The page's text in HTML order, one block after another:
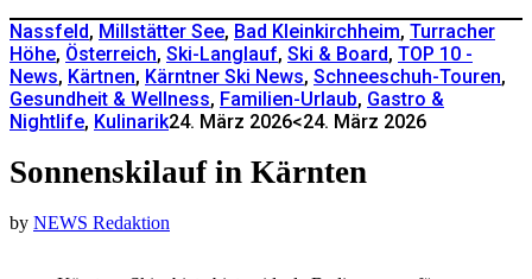
Nassfeld, Millstätter See, Bad Kleinkirchheim, Turracher
Höhe, Österreich, Ski-Langlauf, Ski & Board, TOP 10 -
News, Kärtnen, Kärntner Ski News, Schneeschuh-Touren,
Gesundheit & Wellness, Familien-Urlaub, Gastro &
Nightlife, Kulinarik24. März 2026<24. März 2026
Sonnenskilauf in Kärnten
by NEWS Redaktion